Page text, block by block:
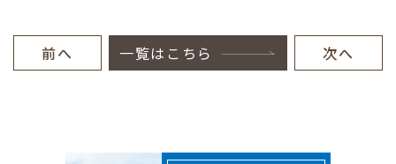
前へ 一覧はこちら 次へ